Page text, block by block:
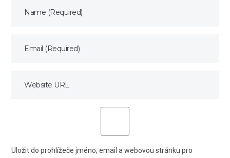
Uložit do prohlížeče jméno, email a webovou stránku pro